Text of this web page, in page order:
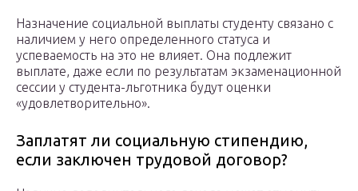
Назначение социальной выплаты студенту связано с
наличием у него определенного статуса и
успеваемость на это не влияет. Она подлежит
выплате, даже если по результатам экзаменационной
сессии у студента-льготника будут оценки
«удовлетворительно».
Заплатят ли социальную стипендию,
если заключен трудовой договор?